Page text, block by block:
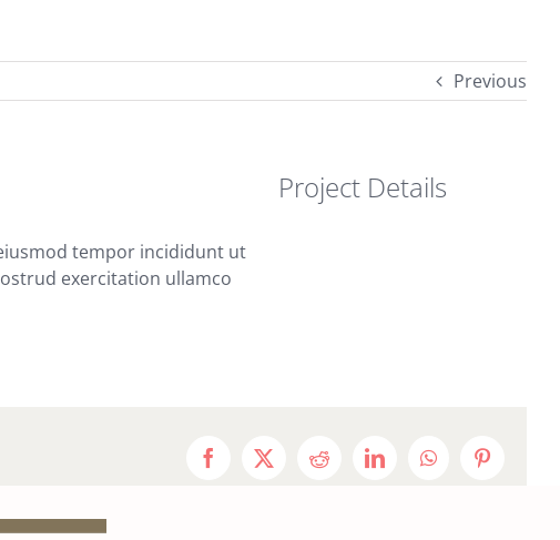
Previous
tempor incididunt ut
exercitation ullamco
Project Details
Facebook
X RedditLinkedInWhatsAppPinterest